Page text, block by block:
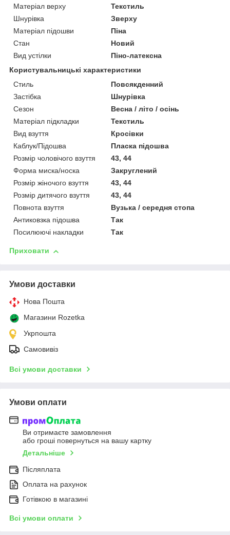
Матеріал верху
Текстиль
Шнурівка
Зверху
Матеріал підошви
Піна
Стан
Новий
Вид устілки
Піно-латексна
Користувальницькі характеристики
Стиль
Повсякденний
Застібка
Шнурівка
Сезон
Весна / літо / осінь
Матеріал підкладки
Текстиль
Вид взуття
Кросівки
Каблук/Підошва
Пласка підошва
Розмір чоловічого взуття
43, 44
Форма миска/носка
Закруглений
Розмір жіночого взуття
43, 44
Розмір дитячого взуття
43, 44
Повнота взуття
Вузька / середня стопа
Антиковзка підошва
Так
Посилюючі накладки
Так
Приховати
Умови доставки
Нова Пошта
Магазини Rozetka
Укрпошта
Самовивіз
Всі умови доставки
Умови оплати
Ви отримаєте замовлення
або гроші повернуться на вашу картку
Детальніше
Післяплата
Оплата на рахунок
Готівкою в магазині
Всі умови оплати